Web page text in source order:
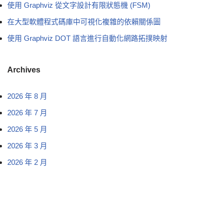
使用 Graphviz 從文字設計有限狀態機 (FSM)
在大型軟體程式碼庫中可視化複雜的依賴關係圖
使用 Graphviz DOT 語言進行自動化網路拓撲映射
Archives
2026 年 8 月
2026 年 7 月
2026 年 5 月
2026 年 3 月
2026 年 2 月